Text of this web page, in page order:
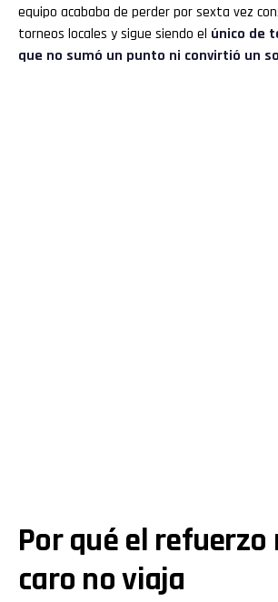
equipo acababa de perder por sexta vez
torneos locales y sigue siendo el único de
que no sumó un punto ni convirtió un
Por qué el refuerzo
caro no viaja